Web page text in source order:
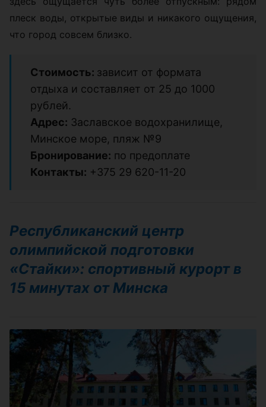
плеск воды, открытые виды и никакого ощущения,
что город совсем близко.
Стоимость: зависит от формата
отдыха и составляет от 25 до 1000
рублей.
Адрес: Заславское водохранилище,
Минское море, пляж №9
Бронирование: по предоплате
Контакты: +375 29 620-11-20
Республиканский центр
олимпийской подготовки
«Стайки»: спортивный курорт в
15 минутах от Минска